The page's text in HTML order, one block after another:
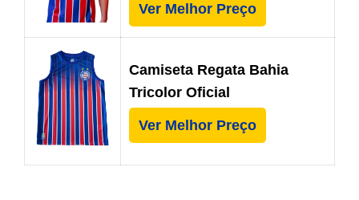
Ver Melhor Preço
Camiseta Regata Bahia
Tricolor Oficial
Ver Melhor Preço